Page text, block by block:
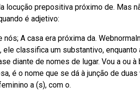
locução prepositiva próximo de. Mas
é adjetivo:
A casa era próxima da.
classifica um substantivo,
diante de nomes de lugar. Vou a ou à
é o nome que se dá à junção de
a (s), com o.